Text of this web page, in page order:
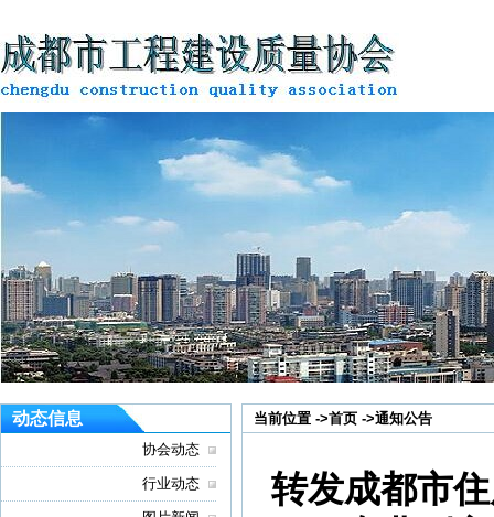
动态信息
协会动态
行业动态
当前位置 ->首页 ->通知公告
转发成都市